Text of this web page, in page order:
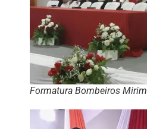
Formatura Bombeiros Mirim